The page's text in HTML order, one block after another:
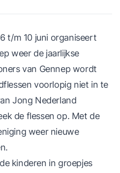
t/m 10 juni organiseert
weer de jaarlijkse
van Gennep wordt
voorlopig niet in te
Jong Nederland
de flessen op. Met de
weer nieuwe
kinderen in groepjes